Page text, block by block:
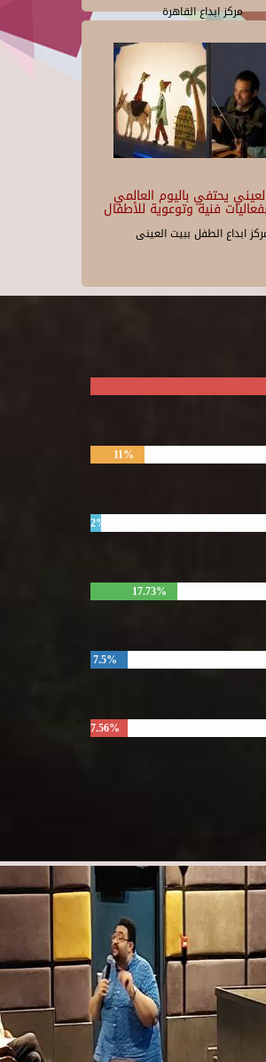
مركز ابداع القاهرة
يحتفي باليوم العالمي
فنية وتوعوية للأطفال
ابداع الطفل ببيت العينى
11%
2%
17.73%
7.5%
7.56%